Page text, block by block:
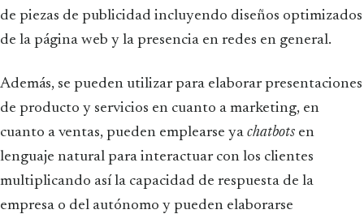
de piezas de publicidad incluyendo diseños optimizados
de la página web y la presencia en redes en general.
Además, se pueden utilizar para elaborar presentaciones
de producto y servicios en cuanto a marketing, en
cuanto a ventas, pueden emplearse ya chatbots en
lenguaje natural para interactuar con los clientes
multiplicando así la capacidad de respuesta de la
empresa o del autónomo y pueden elaborarse